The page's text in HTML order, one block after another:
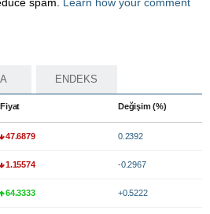
ENDEKS
Fiyat Değişim (%)
47.6879 0.2392
1.15574 -0.2967
64.3333 +0.5222